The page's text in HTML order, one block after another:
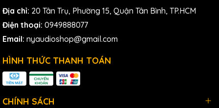
Địa chỉ: 20 Tân Trụ, Phường 15, Quận Tân Bình, TP.HCM
Điện thoại: 0949888077
Email: nyaudioshop@gmail.com
HÌNH THỨC THANH TOÁN
CHÍNH SÁCH